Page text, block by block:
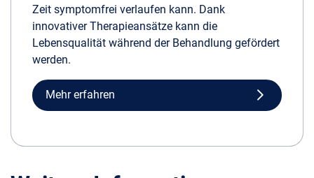
Zeit symptomfrei verlaufen kann. Dank
innovativer Therapieansätze kann die
Lebensqualität während der Behandlung gefördert
werden.
Mehr erfahren